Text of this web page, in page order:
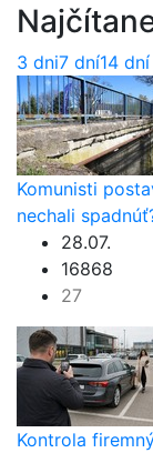
3 dni7 dní14 dní
Komunisti
nechali
28.07.
16868
27
Kontrola